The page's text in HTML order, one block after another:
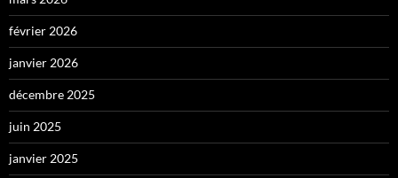
février 2026
janvier 2026
décembre 2025
juin 2025
janvier 2025